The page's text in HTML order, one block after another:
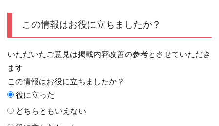
この情報はお役に立ちましたか？
いただいたご意見は掲載内容改善の参考とさせていただき
ます
この情報はお役に立ちましたか？
役に立った
どちらともいえない